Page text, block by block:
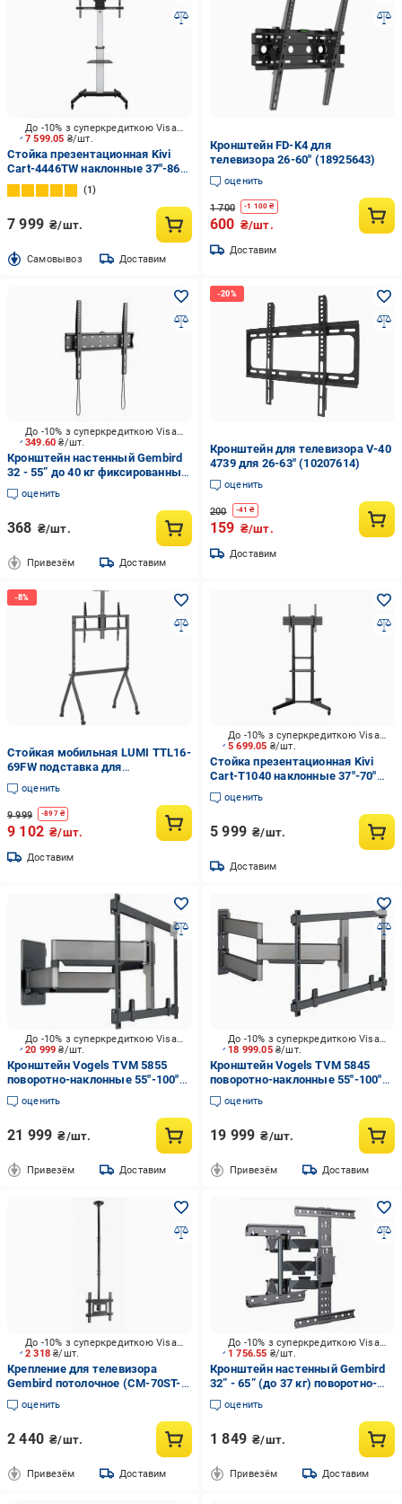
7 599.05 ₴/шт.
До -10% з суперкредиткою Visa Вигода
Стойка презентационная Kivi
Cart-4446TW наклонные 37"-86"
черный
1
7 999 ₴/шт.
Cамовывоз Доставим
Кронштейн FD-K4 для
телевизора 26-60" (18925643)
оценить
1 700 -1 100 ₴
600 ₴/шт.
Доставим
349.60₴/шт.
До -10% з суперкредиткою Visa Вигода
Кронштейн настенный Gembird
32 - 55” до 40 кг фиксированные
32"-55" черный
оценить
368 ₴/шт.
Привезём Доставим
Кронштейн для телевизора V-40
4739 для 26-63" (10207614)
оценить
200 -41 ₴
159 ₴/шт.
Доставим
Стойкая мобильная LUMI TTL16-
69FW подставка для
телевизора/интерактивной
панели 55-100" Black (tf604)
оценить
9 999 -897₴
9 102 ₴/шт.
Доставим
5 699.05 ₴/шт.
До -10% з суперкредиткою Visa Вигода
Стойка презентационная Kivi
Cart-T1040 наклонные 37"-70"
черный
оценить
5 999 ₴/шт.
Доставим
20 999₴/шт.
До -10% з суперкредиткою Visa Вигода
Кронштейн Vogels TVM 5855
поворотно-наклонные 55"-100"
черный
оценить
21 999 ₴/шт.
Привезём Доставим
18 999.05 ₴/шт.
До -10% з суперкредиткою Visa Вигода
Кронштейн Vogels TVM 5845
поворотно-наклонные 55"-100"
черный
оценить
19 999 ₴/шт.
Привезём Доставим
2 318₴/шт.
До -10% з суперкредиткою Visa Вигода
Крепление для телевизора
Gembird потолочное (CM-70ST-
01) поворотно-наклонные
32"-70" черный
оценить
2 440 ₴/шт.
Привезём Доставим
1 756.55 ₴/шт.
До -10% з суперкредиткою Visa Вигода
Кронштейн настенный Gembird
32” - 65” (до 37 кг) поворотно-
наклонные 32"-65" черный
оценить
1 849 ₴/шт.
Привезём Доставим